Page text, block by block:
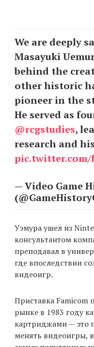
We are deeply
Masayuki
behind the
other historic
pioneer in the
He served as
@rcgstudies,
research and
pic.twitter.com/
— Video Game
Уэмура ушел из
консультантом
преподавал в
где впоследствии
видеоигр.
Приставка Famicom
рынке в 1983 году
картриджами — это
менять видеоигры,